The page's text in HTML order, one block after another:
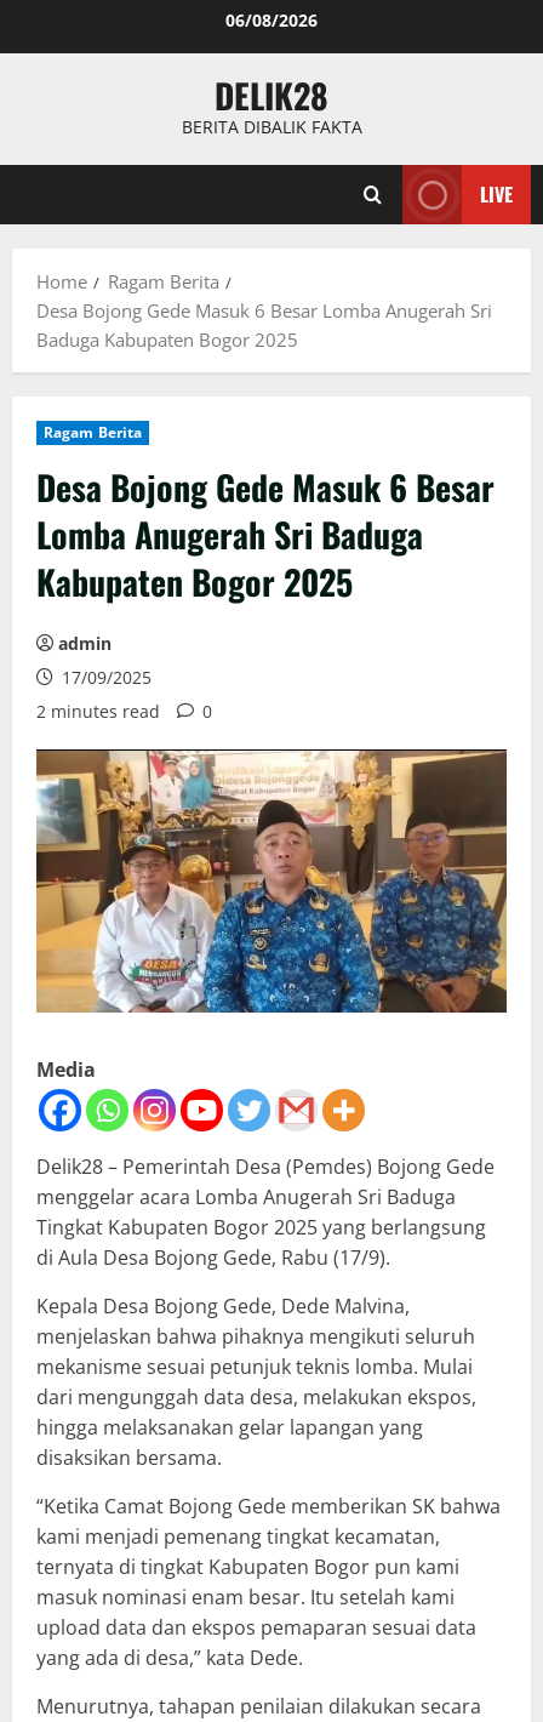
06/08/2026
DELIK28
BERITA DIBALIK FAKTA
LIVE
Home
Ragam Berita
Desa Bojong Gede Masuk 6 Besar Lomba Anugerah Sri
Baduga Kabupaten Bogor 2025
Ragam Berita
Desa Bojong Gede Masuk 6 Besar
Lomba Anugerah Sri Baduga
Kabupaten Bogor 2025
admin
17/09/2025
2 minutes read
0
Media
Delik28 – Pemerintah Desa (Pemdes) Bojong Gede
menggelar acara Lomba Anugerah Sri Baduga
Tingkat Kabupaten Bogor 2025 yang berlangsung
di Aula Desa Bojong Gede, Rabu (17/9).
Kepala Desa Bojong Gede, Dede Malvina,
menjelaskan bahwa pihaknya mengikuti seluruh
mekanisme sesuai petunjuk teknis lomba. Mulai
dari mengunggah data desa, melakukan ekspos,
hingga melaksanakan gelar lapangan yang
disaksikan bersama.
“Ketika Camat Bojong Gede memberikan SK bahwa
kami menjadi pemenang tingkat kecamatan,
ternyata di tingkat Kabupaten Bogor pun kami
masuk nominasi enam besar. Itu setelah kami
upload data dan ekspos pemaparan sesuai data
yang ada di desa,” kata Dede.
Menurutnya, tahapan penilaian dilakukan secara